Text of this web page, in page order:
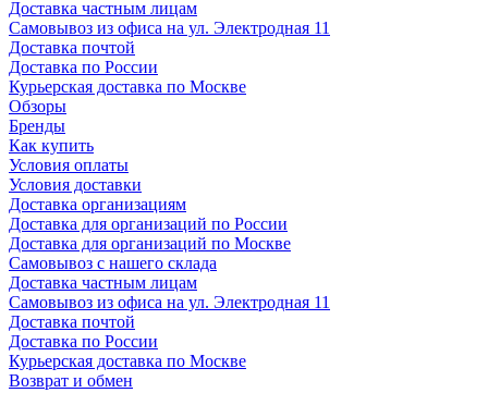
Доставка частным лицам
Самовывоз из офиса на ул. Электродная 11
Доставка почтой
Доставка по России
Курьерская доставка по Москве
Обзоры
Бренды
Как купить
Условия оплаты
Условия доставки
Доставка организациям
Доставка для организаций по России
Доставка для организаций по Москве
Самовывоз с нашего склада
Доставка частным лицам
Самовывоз из офиса на ул. Электродная 11
Доставка почтой
Доставка по России
Курьерская доставка по Москве
Возврат и обмен